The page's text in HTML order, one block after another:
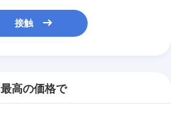
接触
最高の価格で